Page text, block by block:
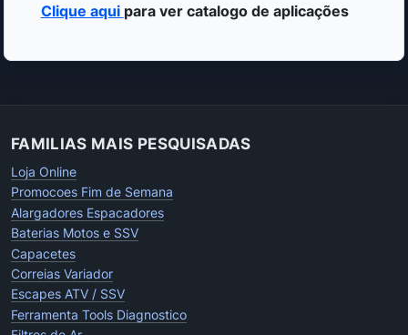
Clique aqui para ver catalogo de aplicações
FAMILIAS MAIS PESQUISADAS
Loja Online
Promocoes Fim de Semana
Alargadores Espacadores
Baterias Motos e SSV
Capacetes
Correias Variador
Escapes ATV / SSV
Ferramenta Tools Diagnostico